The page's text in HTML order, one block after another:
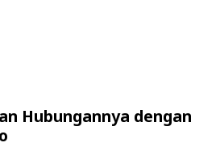
Hubungannya dengan